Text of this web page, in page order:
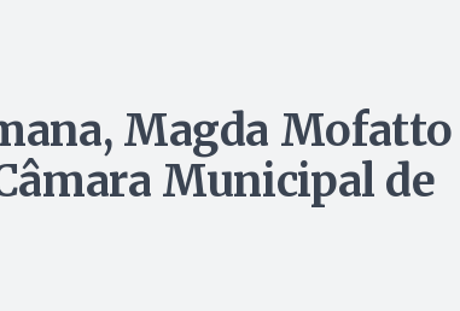
Magda Mofatto
Municipal de